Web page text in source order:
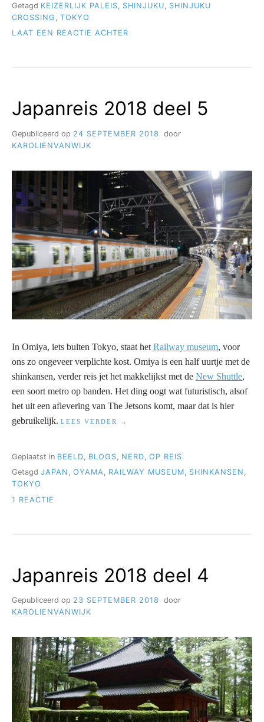
Getagd KEIZERLIJK PALEIS, SHINJUKU, SHINJUKU
CROSSING , TOKYO
LAAT EEN REACTIE ACHTER
Japanreis 2018 deel 5
Gepubliceerd op 24 SEPTEMBER 2018
door
KAROLIENVANWIJK
In Omiya, iets buiten Tokyo, staat hetRailway museum, voor
ons zo ongeveer verplichte kost. Omiya is een half uurtje met de
shinkansen, verder reis jet het makkelijkst met de New Shuttle,
een soort metro op banden. Het ding oogt wat futuristisch, alsof
het uit een aflevering van The Jetsons komt, maar dat is hier
gebruikelijk. LEES VERDER
“JAPANREIS
Geplaatst in BEELD BLOGS NERD OP REIS
Getagd JAPAN , OYAMA, RAILWAY MUSEUM, SHINKANSEN ,
TOKYO
1 REACTIE
Japanreis 2018 deel 4
Gepubliceerd op 23 SEPTEMBER 2018
door
KAROLIENVANWIJK